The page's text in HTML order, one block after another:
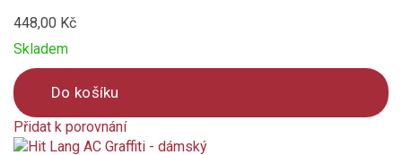
448,00 Kč
Skladem
Do košíku
Přidat k porovnání
Product